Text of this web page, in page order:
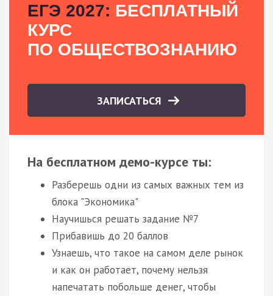
ЕГЭ 2027: БЕСПЛАТНЫЙ
КУРС
ПО ОБЩЕСТВОЗНАНИЮ
ЗАПИСАТЬСЯ
На бесплатном демо-курсе ты:
Разберешь одни из самых важных тем из
блока "Экономика"
Научишься решать задание №7
Прибавишь до 20 баллов
Узнаешь, что такое на самом деле рынок
и как он работает, почему нельзя
напечатать побольше денег, чтобы